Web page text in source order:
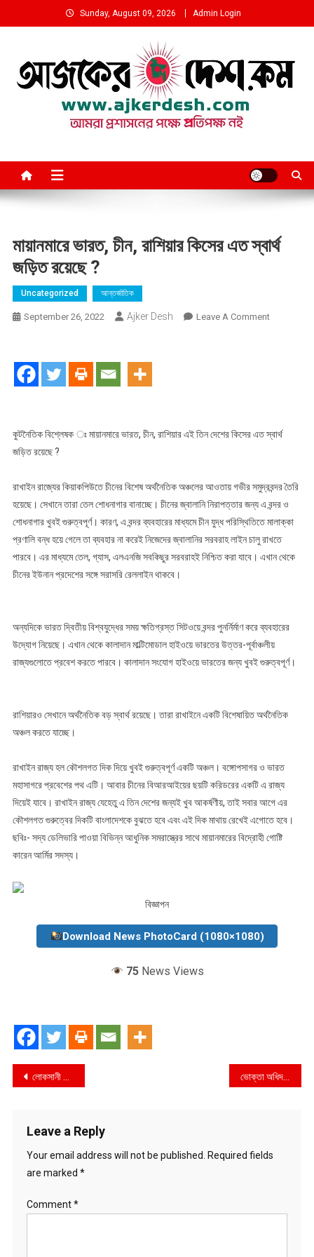
to
Sunday, August 09, 2026 Admin Login
মায়ানমারে ভারত, চীন, রাশিয়ার কিসের এত স্বার্থ
জড়িত রয়েছে ?
Uncategorized আন্তর্জাতিক
September 26, 2022 Ajker Desh Leave A CommentOn
স্বার্থ
কুটনৈতিক বিশ্লেষক ঃ মায়ানমারে ভারত, চীন, রাশিয়ার এই তিন দেশের কিসের এত স্বার্থ
জড়িত রয়েছে ?
রাখাইন রাজ্যের কিয়াকপিউতে চীনের বিশেষ অর্থনৈতিক অঞ্চলের আওতায় গভীর সমুদ্রবন্দর তৈরি
হয়েছে। সেখানে তারা তেল শোধনাগার বানাচ্ছে। চীনের জ্বালানি নিরাপত্তার জন্য এ বন্দর ও
শোধনাগার খুবই গুরুত্বপূর্ণ। কারণ, এ বন্দর ব্যবহারের মাধ্যমে চীন যুদ্ধ পরিস্থিতিতে মালাক্কা
প্রণালি বন্ধ হয়ে গেলে তা ব্যবহার না করেই নিজেদের জ্বালানির সরবরাহ লাইন চালু রাখতে
পারবে। এর মাধ্যমে তেল, গ্যাস, এলএনজি সবকিছুর সরবরাহই নিশ্চিত করা যাবে। এখান থেকে
চীনের ইউনান প্রদেশের সঙ্গে সরাসরি রেললাইন থাকবে।
অন্যদিকে ভারত দ্বিতীয় বিশ্বযুদ্ধের সময় ক্ষতিগ্রস্ত সিটওয়ে বন্দর পুনর্নির্মাণ করে ব্যবহারের
উদ্যোগ নিয়েছে। এখান থেকে কালাদান মাল্টিমোডাল হাইওয়ে ভারতের উত্তর-পূর্বাঞ্চলীয়
রাজ্যগুলোতে প্রবেশ করতে পারবে। কালাদান সংযোগ হাইওয়ে ভারতের জন্য খুবই গুরুত্বপূর্ণ।
রাশিয়ারও সেখানে অর্থনৈতিক বড় স্বার্থ রয়েছে। তারা রাখাইনে একটি বিশেষায়িত অর্থনৈতিক
অঞ্চল করতে যাচ্ছে।
রাখাইন রাজ্য হল কৌশলগত দিক দিয়ে খুবই গুরুত্বপূর্ণ একটি অঞ্চল। বঙ্গোপসাগর ও ভারত
মহাসাগরে প্রবেশের পথ এটি। আবার চীনের বিআরআইয়ের ছয়টি করিডরের একটি এ রাজ্য
দিয়েই যাবে। রাখাইন রাজ্য যেহেতু এ তিন দেশের জন্যই খুব আকর্ষণীয়, তাই সবার আগে এর
কৌশলগত গুরুত্বের দিকটি বাংলাদেশকে বুঝতে হবে এবং এই দিক মাথায় রেখেই এগোতে হবে।
ছবিঃ- সদ্য ডেলিভারি পাওয়া বিভিন্ন আধুনিক সমরাস্ত্রের সাথে মায়ানমারের বিদ্রোহী গোষ্টি
কারেন আর্মির সদস্য।
বিজ্ঞাপন
Download News PhotoCard (1080×1080)
75News Views
Post
লোকসানী প্রতিষ্ঠানের অর্থায়নে সমবায় অধিদপ্তরের বিশাল কর্মযজ্ঞ, আসন্ন কালব নির্বাচন ম্যানুপুলেশনের নেপথ্য পরিকল্পনা !
Leave a Reply
Your email address will not be published.
Required fields
are marked *
Comment*